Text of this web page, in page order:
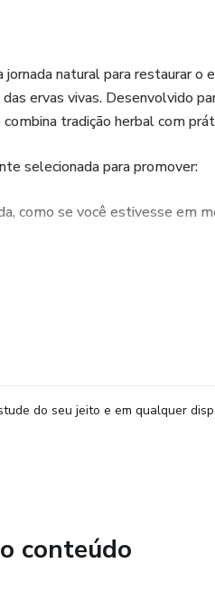
natural para restaurar o
ervas vivas. Desenvolvido
tradição herbal com
selecionada para promover:
como se você estivesse em
os ruídos da ansiedade.
do seu jeito e em qualquer
conteúdo